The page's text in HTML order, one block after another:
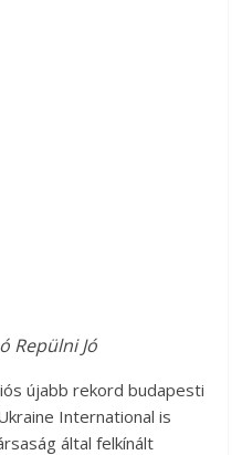
Repülni Jó
újabb rekord budapesti
International is
által felkínált